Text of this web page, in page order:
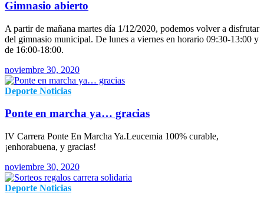
Gimnasio abierto
A partir de mañana martes día 1/12/2020, podemos volver a disfrutar
del gimnasio municipal. De lunes a viernes en horario 09:30-13:00 y
de 16:00-18:00.
noviembre 30, 2020
Deporte Noticias
Ponte en marcha ya… gracias
IV Carrera Ponte En Marcha Ya.Leucemia 100% curable,
¡enhorabuena, y gracias!
noviembre 30, 2020
Deporte Noticias